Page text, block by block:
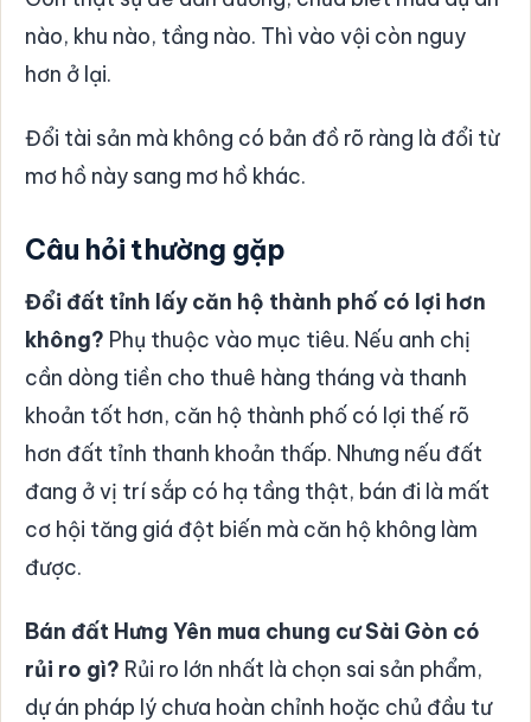
nào, khu nào, tầng nào. Thì vào vội còn nguy
hơn ở lại.
Đổi tài sản mà không có bản đồ rõ ràng là đổi từ
mơ hồ này sang mơ hồ khác.
Câu hỏi thường gặp
Đổi đất tỉnh lấy căn hộ thành phố có lợi hơn
không? Phụ thuộc vào mục tiêu. Nếu anh chị
cần dòng tiền cho thuê hàng tháng và thanh
khoản tốt hơn, căn hộ thành phố có lợi thế rõ
hơn đất tỉnh thanh khoản thấp. Nhưng nếu đất
đang ở vị trí sắp có hạ tầng thật, bán đi là mất
cơ hội tăng giá đột biến mà căn hộ không làm
được.
Bán đất Hưng Yên mua chung cư Sài Gòn có
rủi ro gì? Rủi ro lớn nhất là chọn sai sản phẩm,
dự án pháp lý chưa hoàn chỉnh hoặc chủ đầu tư